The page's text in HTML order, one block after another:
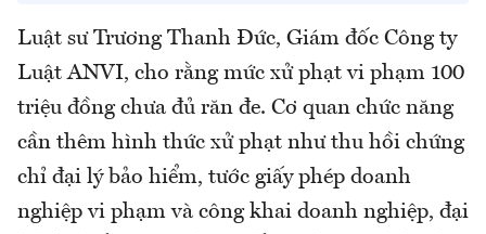
Luật sư Trương Thanh Đức, Giám đốc Công ty
Luật ANVI, cho rằng mức xử phạt vi phạm 100
triệu đồng chưa đủ răn đe. Cơ quan chức năng
cần thêm hình thức xử phạt như thu hồi chứng
chỉ đại lý bảo hiểm, tước giấy phép doanh
nghiệp vi phạm và công khai doanh nghiệp, đại